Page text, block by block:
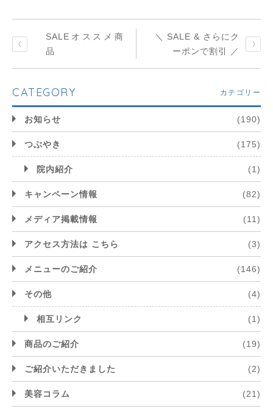
SALEオススメ商
品
＼ SALE & さらにク
ーポンで割引 ／
CATEGORY カテゴリー
お知らせ (190)
つぶやき (175)
院内紹介 (1)
キャンペーン情報 (82)
メディア掲載情報 (11)
アクセス方法は こちら (3)
メニューのご紹介 (146)
その他 (4)
相互リンク (1)
商品のご紹介 (19)
ご紹介いただきました (2)
美容コラム (21)